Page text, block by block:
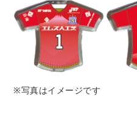
※写真はイメージです